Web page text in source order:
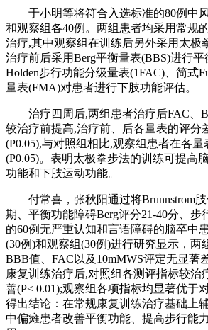
于小明等将符合入选标准的80例中风
和观察组各40例。两组患者均采用常规
治疗,其中观察组在训练后另外采用太极
治疗前后采用Berg平衡量表(BBS)进行平
Holden步行功能分级量表(1FAC)、简式
量表(FMA)对患者进行下肢功能评估。
治疗四周后,两组患者治疗后FAC、
较治疗前提高,治疗前、后各量表的评分
(P0.05),与对照组相比,观察组患者在各
(P0.05)。表明太极拳步法的训练可提高
功能和下肢运动功能。
付常喜，张秋阳通过将Brunnstrom
期、平衡功能障碍Berg评分21-40分、步
的60例无严重认知和言语障碍的脑卒中
(30例)和观察组(30例)进行研究显示，两
BBB值、FAC以及10mMWS评定无显著
康复训练治疗后,对照组各测评指标较治
善(P< 0.01);观察组各项指标均显著优于
得出结论：在常规康复训练治疗基础上
中偏瘫患者改善平衡功能、提高步行能